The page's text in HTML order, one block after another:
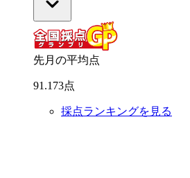
先月の平均点
91 .173点
採点ランキングを見る